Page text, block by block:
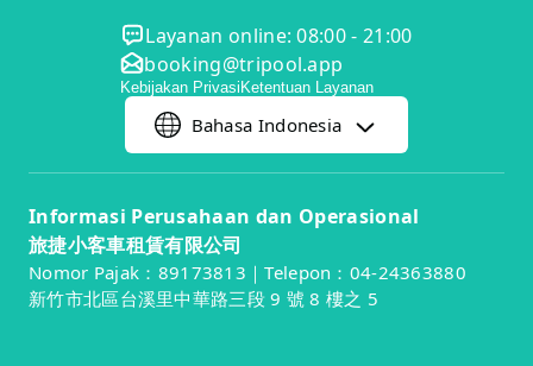
Layanan online: 08:00 - 21:00
booking@tripool.app
Kebijakan PrivasiKetentuan Layanan
Bahasa Indonesia
Informasi Perusahaan dan Operasional
旅捷小客車租賃有限公司
Nomor Pajak：89173813｜Telepon：04-24363880
新竹市北區台溪里中華路三段 9 號 8 樓之 5